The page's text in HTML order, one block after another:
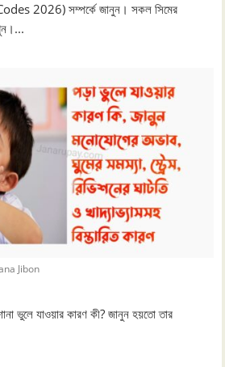
2026) সম্পর্কে জানুন। সকল সিমের
Jibon
ভুলে যাওয়ার কারণ কী? জানুন হয়তো তার